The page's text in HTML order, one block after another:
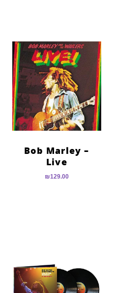
Bob Marley –
Live
₪129.00